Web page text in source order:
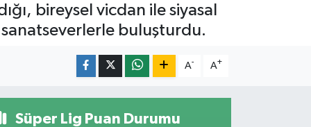
bireysel vicdan ile siyasal
sanatseverlerle buluşturdu.
A- A+
Süper Lig Puan Durumu